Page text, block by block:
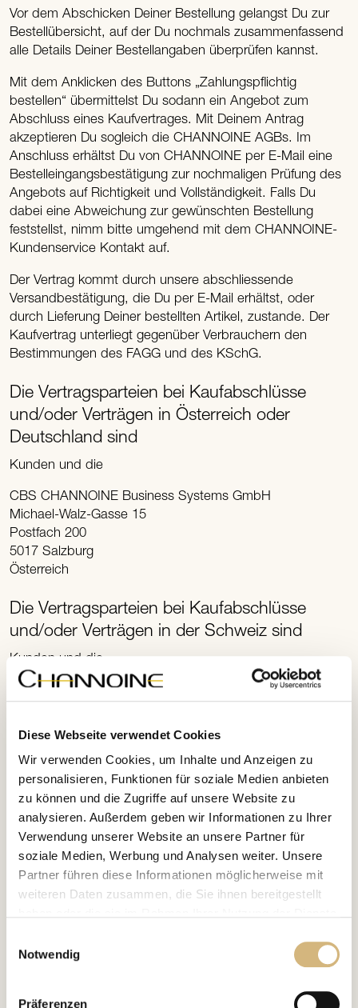
Diese Webseite verwendet Cookies
Wir verwenden Cookies, um Inhalte und Anzeigen zu
personalisieren, Funktionen für soziale Medien anbieten
zu können und die Zugriffe auf unsere Website zu
analysieren. Außerdem geben wir Informationen zu Ihrer
Verwendung unserer Website an unsere Partner für
soziale Medien, Werbung und Analysen weiter. Unsere
Partner führen diese Informationen möglicherweise mit
weiteren Daten zusammen, die Sie ihnen bereitgestellt
und im
mehr darüber, wer wir sind, wie Sie uns
Notwendig
Präferenzen
Vor dem Abschicken Deiner Bestellung gelangst Du zur
Bestellübersicht, auf der Du nochmals zusammenfassend
alle Details Deiner Bestellangaben überprüfen kannst.
Mit dem Anklicken des Buttons „Zahlungspflichtig
bestellen“ übermittelst Du sodann ein Angebot zum
Abschluss eines Kaufvertrages. Mit Deinem Antrag
akzeptieren Du sogleich die CHANNOINE AGBs. Im
Anschluss erhältst Du von CHANNOINE per E-Mail eine
Bestelleingangsbestätigung zur nochmaligen Prüfung des
Angebots auf Richtigkeit und Vollständigkeit. Falls Du
dabei eine Abweichung zur gewünschten Bestellung
feststellst, nimm bitte umgehend mit dem CHANNOINE-
Kundenservice Kontakt auf.
Der Vertrag kommt durch unsere abschliessende
Versandbestätigung, die Du per E-Mail erhältst, oder
durch Lieferung Deiner bestellten Artikel, zustande. Der
Kaufvertrag unterliegt gegenüber Verbrauchern den
Bestimmungen des FAGG und des KSchG.
Die Vertragsparteien bei Kaufabschlüsse
und/oder Verträgen in Österreich oder
Deutschland sind
Kunden und die
CBS CHANNOINE Business Systems GmbH
Michael-Walz-Gasse 15
Postfach 200
5017 Salzburg
Österreich
Die Vertragsparteien bei Kaufabschlüsse
und/oder Verträgen in der Schweiz sind
Kunden und die
CBS CHANNOINE Business Systems Aktiengesellschaft
Postfach 1
Liechtenstein
Die vertraglich geschuldete Leistung bestimmt sich nach
der getroffenen Vereinbarung, insbesondere nach der
Versandbestätigung. Die Vereinbarung einer Garantie oder
die Übernahme eines Beschaffungsrisikos bedarf zu ihrer
Wirksamkeit der Schriftform.
Die anfallenden Versandkosten werden Dir im